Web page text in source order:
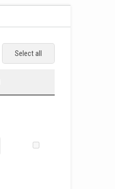
Select all